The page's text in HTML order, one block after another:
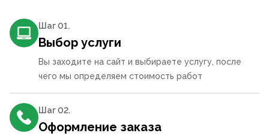
Шаг 01.
Выбор услуги
Вы заходите на сайт и выбираете услугу, после
чего мы определяем стоимость работ
Шаг 02.
Оформление заказа